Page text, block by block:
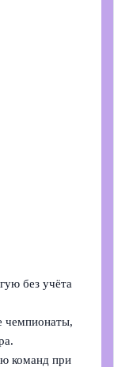
без учёта
чемпионаты,
команд при